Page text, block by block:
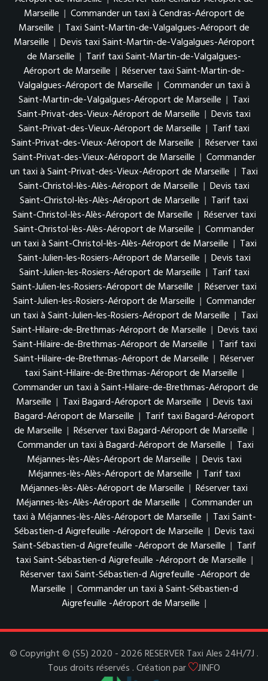
Marseille | Commander un taxi à Cendras-Aéroport de
Marseille | Taxi Saint-Martin-de-Valgalgues-Aéroport de
Marseille | Devis taxi Saint-Martin-de-Valgalgues-Aéroport
de Marseille | Tarif taxi Saint-Martin-de-Valgalgues-
Aéroport de Marseille | Réserver taxi Saint-Martin-de-
Valgalgues-Aéroport de Marseille | Commander un taxi à
Saint-Martin-de-Valgalgues-Aéroport de Marseille | Taxi
Saint-Privat-des-Vieux-Aéroport de Marseille | Devis taxi
Saint-Privat-des-Vieux-Aéroport de Marseille | Tarif taxi
Saint-Privat-des-Vieux-Aéroport de Marseille | Réserver taxi
Saint-Privat-des-Vieux-Aéroport de Marseille | Commander
un taxi à Saint-Privat-des-Vieux-Aéroport de Marseille | Taxi
Saint-Christol-lès-Alès-Aéroport de Marseille | Devis taxi
Saint-Christol-lès-Alès-Aéroport de Marseille | Tarif taxi
Saint-Christol-lès-Alès-Aéroport de Marseille | Réserver taxi
Saint-Christol-lès-Alès-Aéroport de Marseille | Commander
un taxi à Saint-Christol-lès-Alès-Aéroport de Marseille | Taxi
Saint-Julien-les-Rosiers-Aéroport de Marseille | Devis taxi
Saint-Julien-les-Rosiers-Aéroport de Marseille | Tarif taxi
Saint-Julien-les-Rosiers-Aéroport de Marseille | Réserver taxi
Saint-Julien-les-Rosiers-Aéroport de Marseille | Commander
un taxi à Saint-Julien-les-Rosiers-Aéroport de Marseille | Taxi
Saint-Hilaire-de-Brethmas-Aéroport de Marseille | Devis taxi
Saint-Hilaire-de-Brethmas-Aéroport de Marseille | Tarif taxi
Saint-Hilaire-de-Brethmas-Aéroport de Marseille | Réserver
taxi Saint-Hilaire-de-Brethmas-Aéroport de Marseille |
Commander un taxi à Saint-Hilaire-de-Brethmas-Aéroport de
Marseille | Taxi Bagard-Aéroport de Marseille | Devis taxi
Bagard-Aéroport de Marseille | Tarif taxi Bagard-Aéroport
de Marseille | Réserver taxi Bagard-Aéroport de Marseille |
Commander un taxi à Bagard-Aéroport de Marseille | Taxi
Méjannes-lès-Alès-Aéroport de Marseille | Devis taxi
Méjannes-lès-Alès-Aéroport de Marseille | Tarif taxi
Méjannes-lès-Alès-Aéroport de Marseille | Réserver taxi
Méjannes-lès-Alès-Aéroport de Marseille | Commander un
taxi à Méjannes-lès-Alès-Aéroport de Marseille | Taxi Saint-
Sébastien-d Aigrefeuille -Aéroport de Marseille | Devis taxi
Saint-Sébastien-d Aigrefeuille -Aéroport de Marseille | Tarif
taxi Saint-Sébastien-d Aigrefeuille -Aéroport de Marseille |
Réserver taxi Saint-Sébastien-d Aigrefeuille -Aéroport de
Marseille | Commander un taxi à Saint-Sébastien-d
Aigrefeuille -Aéroport de Marseille |
© Copyright © (S5) 2020 - 2026 RESERVER Taxi Ales 24H/7J .
Tous droits réservés . Création par
JINFO